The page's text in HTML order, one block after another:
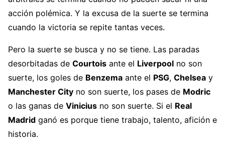
acción polémica. Y la excusa de la suerte se termina
cuando la victoria se repite tantas veces.
Pero la suerte se busca y no se tiene. Las paradas
desorbitadas de Courtois ante el Liverpool no son
suerte, los goles de Benzema ante el PSG, Chelsea y
Manchester City no son suerte, los pases de Modric
o las ganas de Vinicius no son suerte. Si el Real
Madrid ganó es porque tiene trabajo, talento, afición e
historia.